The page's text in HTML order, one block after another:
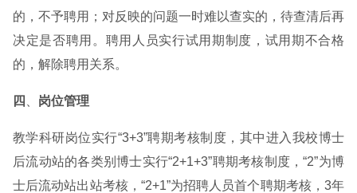
的，不予聘用；对反映的问题一时难以查实的，待查清后再
决定是否聘用。聘用人员实行试用期制度，试用期不合格
的，解除聘用关系。
四 岗位管理
教学科研岗位实行“3+3”聘期考核制度，其中进入我校博士
后流动站的各类别博士实行“2+1+3”聘期考核制度，“2”为博
士后流动站出站考核，“2+1”为招聘人员首个聘期考核，3年